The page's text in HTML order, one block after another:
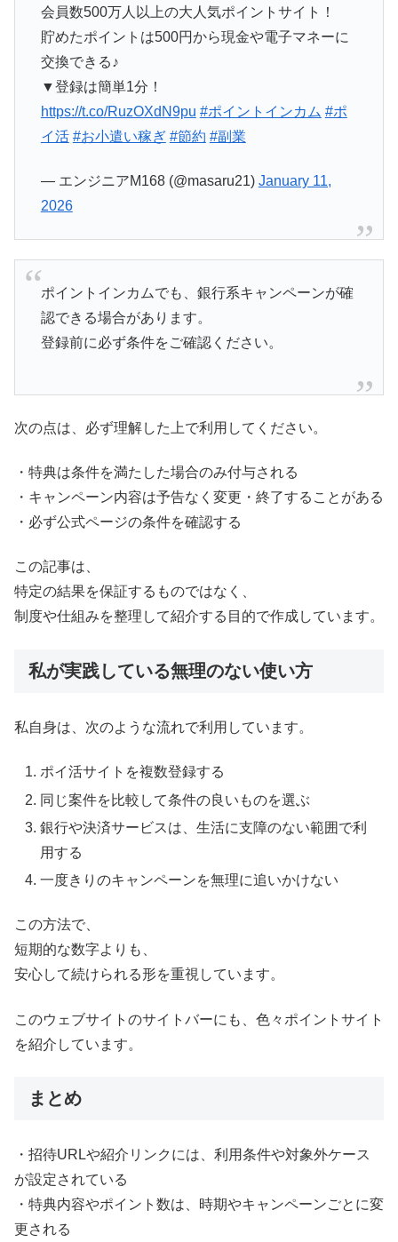
会員数500万人以上の大人気ポイントサイト！
貯めたポイントは500円から現金や電子マネーに
交換できる♪
▼登録は簡単1分！
https://t.co/RuzOXdN9pu #ポイントインカム #ポ
イ活 #お小遣い稼ぎ #節約 #副業
— エンジニアM168 (@masaru21) January 11,
2026
ポイントインカムでも、銀行系キャンペーンが確
認できる場合があります。
登録前に必ず条件をご確認ください。
次の点は、必ず理解した上で利用してください。
・特典は条件を満たした場合のみ付与される
・キャンペーン内容は予告なく変更・終了することがある
・必ず公式ページの条件を確認する
この記事は、
特定の結果を保証するものではなく、
制度や仕組みを整理して紹介する目的で作成しています。
私が実践している無理のない使い方
私自身は、次のような流れで利用しています。
ポイ活サイトを複数登録する
同じ案件を比較して条件の良いものを選ぶ
銀行や決済サービスは、生活に支障のない範囲で利
用する
一度きりのキャンペーンを無理に追いかけない
この方法で、
短期的な数字よりも、
安心して続けられる形を重視しています。
このウェブサイトのサイトバーにも、色々ポイントサイト
を紹介しています。
まとめ
・招待URLや紹介リンクには、利用条件や対象外ケース
が設定されている
・特典内容やポイント数は、時期やキャンペーンごとに変
更される